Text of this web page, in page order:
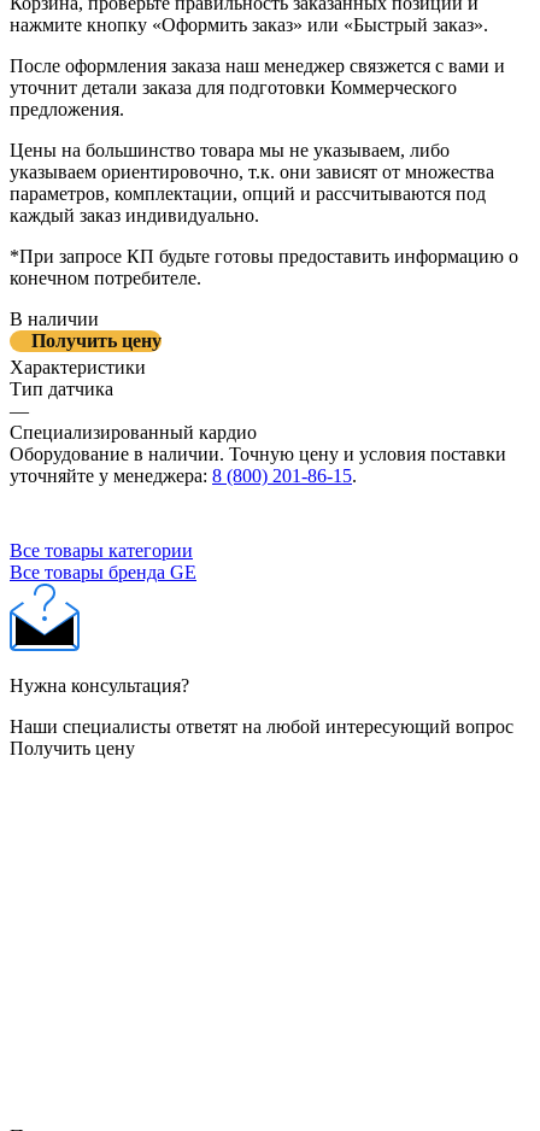
нажмите кнопку «Оформить заказ» или «Быстрый заказ».
После оформления заказа наш менеджер связжется с вами и
уточнит детали заказа для подготовки Коммерческого
предложения.
Цены на большинство товара мы не указываем, либо
указываем ориентировочно, т.к. они зависят от множества
параметров, комплектации, опций и рассчитываются под
каждый заказ индивидуально.
*При запросе КП будьте готовы предоставить информацию о
конечном потребителе.
В наличии
Получить цену
Характеристики
Тип датчика
—
Специализированный кардио
Оборудование в наличии. Точную цену и условия поставки
уточняйте у менеджера: 8 (800) 201-86-15.
Все товары категории
Все товары бренда GE
Нужна консультация?
Наши специалисты ответят на любой интересующий вопрос
Получить цену